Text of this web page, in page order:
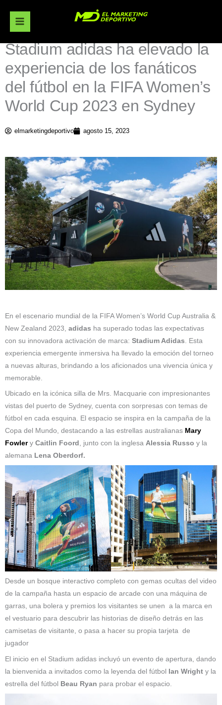
contenido
Stadium adidas ha elevado la
experiencia de los fanáticos
del fútbol en la FIFA Women’s
World Cup 2023 en Sydney
elmarketingdeportivo agosto 15, 2023
En el escenario mundial de la FIFA Women’s World Cup Australia &
New Zealand 2023, adidas ha superado todas las expectativas
con su innovadora activación de marca: Stadium Adidas . Esta
experiencia emergente inmersiva ha llevado la emoción del torneo
a nuevas alturas, brindando a los aficionados una vivencia única y
memorable.
Ubicado en la icónica silla de Mrs. Macquarie con impresionantes
vistas del puerto de Sydney, cuenta con sorpresas con temas de
fútbol en cada esquina. El espacio se inspira en la campaña de la
Copa del Mundo, destacando a las estrellas australianas Mary
Fowlery Caitlin Foord , junto con la inglesa Alessia Russo y la
alemana Lena Oberdorf.
Desde un bosque interactivo completo con gemas ocultas del video
de la campaña hasta un espacio de arcade con una máquina de
garras, una bolera y premios los visitantes se unen a la marca en
el vestuario para descubrir las historias de diseño detrás en las
camisetas de visitante, o pasa a hacer su propia tarjeta de
jugador
El inicio en el Stadium adidas incluyó un evento de apertura, dando
la bienvenida a invitados como la leyenda del fútbol
Ian Wright y la
estrella del fútbol
Beau Ryan para probar el espacio.